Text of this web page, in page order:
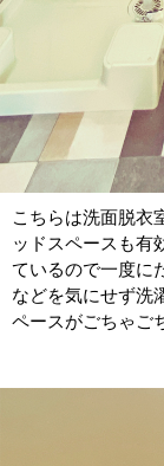
こちらは洗面脱衣
ッドスペースも有
ているので一度に
などを気にせず洗
ペースがごちゃご